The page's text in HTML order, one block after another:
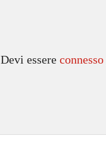
Devi essere connesso